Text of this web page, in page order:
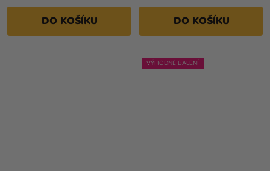
DO KOŠÍKU DO KOŠÍKU
VÝHODNÉ BALENÍ